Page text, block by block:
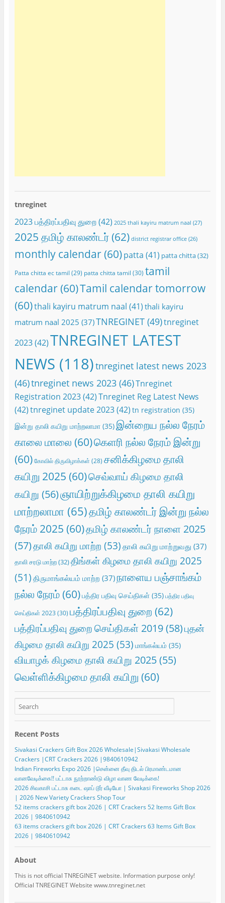
tnreginet
2023 பத்திரப்பதிவு துறை(42) 2025 thali kayiru matrum naal (27)
2025 தமிழ் காலண்டர்(62) district registrar office(26)
monthly calendar(60) patta (41) patta chitta(32)
Patta chitta ec tamil (29) patta chitta tamil (30) tamil
calendar(60)Tamil calendar tomorrow
(60)thali kayiru matrum naal (41) thali kayiru
matrum naal 2025 (37)TNREGINET(49)tnreginet
2023(42)TNREGINET LATEST
NEWS (118)tnreginet latest news 2023
(46)tnreginet news 2023(46)Tnreginet
Registration 2023(42)Tnreginet Reg Latest News
(42)tnreginet update 2023(42) tn registration (35)
இன்று தாலி கயிறு மாற்றலாமா(35)இன்றைய நல்ல நேரம்
காலை மாலை (60)கெளரி நல்ல நேரம் இன்று
(60) கோவில் திருவிழாக்கள் (28) சனிக்கிழமை தாலி
கயிறு 2025 (60)செவ்வாய் கிழமை தாலி
கயிறு (56)ஞாயிற்றுக்கிழமை தாலி கயிறு
மாற்றலாமா (65)தமிழ் காலண்டர் இன்று நல்ல
நேரம் 2025 (60)தமிழ் காலண்டர் நாளை 2025
(57)தாலி கயிறு மாற்ற (53) தாலி கயிறு மாற்றுவது (37)
தாலி சரடு மாற்ற(32)திங்கள் கிழமை தாலி கயிறு 2025
(51) திருமாங்கல்யம் மாற்ற (37)நாளைய பஞ்சாங்கம்
நல்ல நேரம்(60)பத்திர பதிவு செய்திகள்(35) பத்திர பதிவு
செய்திகள் 2023 (30) பத்திரப்பதிவு துறை (62)
பத்திரப்பதிவு துறை செய்திகள் 2019(58)புதன்
கிழமை தாலி கயிறு 2025 (53) மாங்கல்யம்(35)
வியாழக் கிழமை தாலி கயிறு 2025(55)
வெள்ளிக்கிழமை தாலி கயிறு (60)
Recent Posts
Sivakasi Crackers Gift Box 2026 Wholesale|Sivakasi Wholesale
Crackers |CRT Crackers 2026 |9840610942
Indian Fireworks Expo 2026 |சென்னை தீவு திடல் பிரமாண்டமான
வானவேடிக்கை!! பட்டாசு நூற்றாண்டு விழா வாண வேடிக்கை!
2026 சிவகாசி பட்டாசு கடை ஷாப் டூர் வீடியோ | Sivakasi Fireworks Shop 2026
| 2026 New Variety Crackers Shop Tour
52 items crackers gift box 2026 | CRT Crackers 52 Items Gift Box
2026 | 9840610942
63 items crackers gift box 2026 | CRT Crackers 63 Items Gift Box
2026 | 9840610942
About
This is not official TNREGINET website. Information purpose only!
Official TNREGINET Website www.tnreginet.net